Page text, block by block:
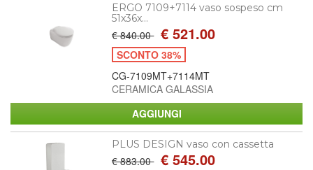
ERGO 7109+7114 vaso sospeso cm
51x36x...
€ 840.00 € 521.00
SCONTO 38%
CG-7109MT+7114MT
CERAMICA GALASSIA
PLUS DESIGN vaso con cassetta
€ 883.00 € 545.00